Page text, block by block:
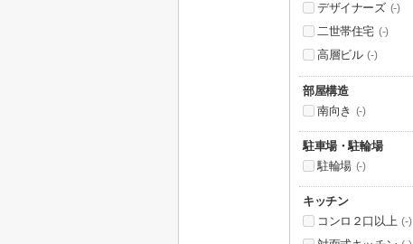
デザイナーズ (-)
二世帯住宅 (-)
高層ビル (-)
部屋構造
南向き
(-)
駐車場・駐輪場
駐輪場 (-)
キッチン
コンロ２口以上 (-)